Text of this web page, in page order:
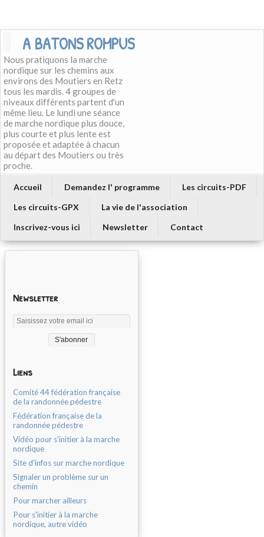
A BATONS ROMPUS
Nous pratiquons la marche
nordique sur les chemins aux
environs des Moutiers en Retz
tous les mardis. 4 groupes de
niveaux différents partent d'un
même lieu. Le lundi une séance
de marche nordique plus douce,
plus courte et plus lente est
proposée et adaptée à chacun
au départ des Moutiers ou très
proche.
Accueil Demandez l' programme
Les circuits-PDF
Les circuits-GPX
La vie de l'association
Inscrivez-vous ici
Newsletter Contact
Newsletter
Liens
Comité 44 fédération française
de la randonnée pédestre
Fédération française de la
randonnée pédestre
Vidéo pour s'initier à la marche
nordique
Site d'infos sur marche nordique
Signaler un problème sur un
chemin
Pour marcher ailleurs
Pour s'initier à la marche
nordique, autre vidéo